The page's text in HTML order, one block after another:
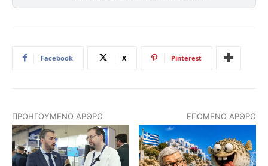
Facebook X Pinterest
ΠΡΟΗΓΟΎΜΕΝΟ ΆΡΘΡΟ ΕΠΌΜΕΝΟ ΆΡΘΡΟ